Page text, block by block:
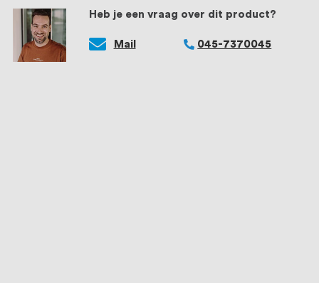
Heb je een vraag over dit product?
Mail 045-7370045